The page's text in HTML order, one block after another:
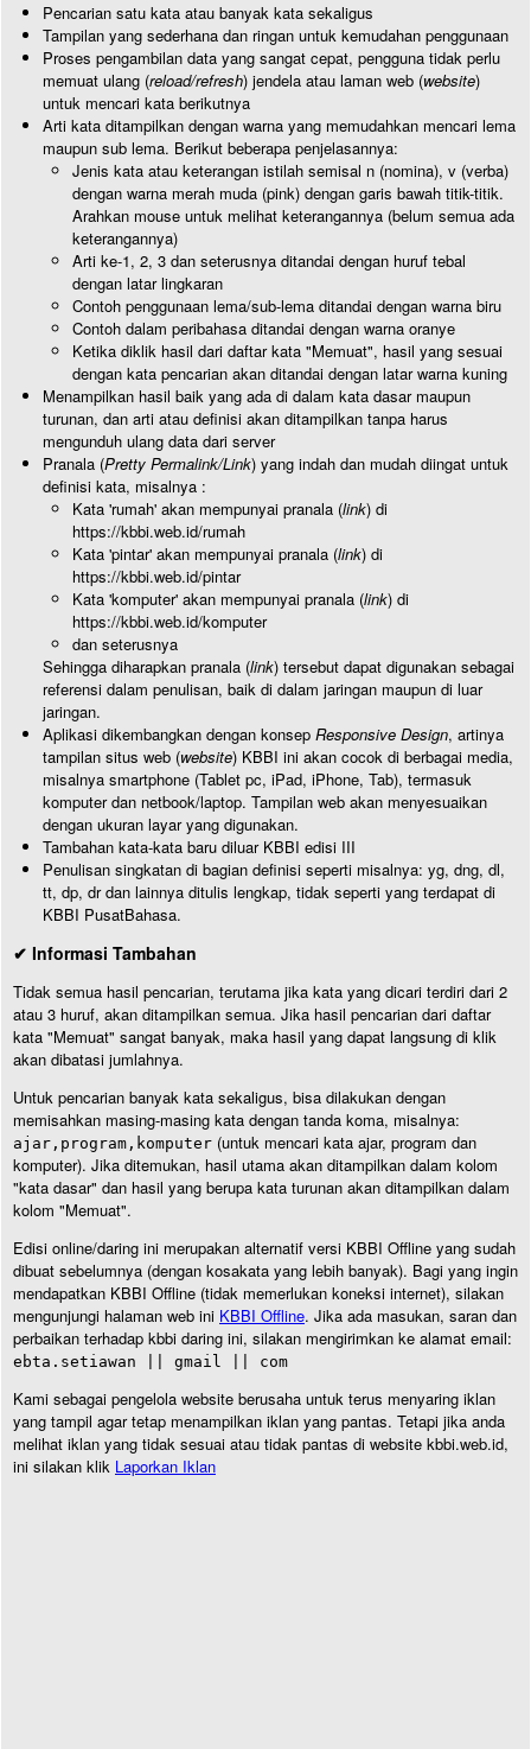
Pencarian satu kata atau banyak kata sekaligus
Tampilan yang sederhana dan ringan untuk kemudahan penggunaan
Proses pengambilan data yang sangat cepat, pengguna tidak perlu
memuat ulang (reload/refresh) jendela atau laman web (website)
untuk mencari kata berikutnya
Arti kata ditampilkan dengan warna yang memudahkan mencari lema
maupun sub lema. Berikut beberapa penjelasannya:
Jenis kata atau keterangan istilah semisal n (nomina), v (verba)
dengan warna merah muda (pink) dengan garis bawah titik-titik.
Arahkan mouse untuk melihat keterangannya (belum semua ada
keterangannya)
Arti ke-1, 2, 3 dan seterusnya ditandai dengan huruf tebal
dengan latar lingkaran
Contoh penggunaan lema/sub-lema ditandai dengan warna biru
Contoh dalam peribahasa ditandai dengan warna oranye
Ketika diklik hasil dari daftar kata "Memuat", hasil yang sesuai
dengan kata pencarian akan ditandai dengan latar warna kuning
Menampilkan hasil baik yang ada di dalam kata dasar maupun
turunan, dan arti atau definisi akan ditampilkan tanpa harus
mengunduh ulang data dari server
Pranala (Pretty Permalink/Link) yang indah dan mudah diingat untuk
definisi kata, misalnya :
Kata 'rumah' akan mempunyai pranala (link) di
https://kbbi.web.id/rumah
Kata 'pintar' akan mempunyai pranala (link) di
https://kbbi.web.id/pintar
Kata 'komputer' akan mempunyai pranala (link) di
https://kbbi.web.id/komputer
dan seterusnya
Sehingga diharapkan pranala (link) tersebut dapat digunakan sebagai
referensi dalam penulisan, baik di dalam jaringan maupun di luar
jaringan.
Aplikasi dikembangkan dengan konsep Responsive Design, artinya
tampilan situs web (website) KBBI ini akan cocok di berbagai media,
misalnya smartphone (Tablet pc, iPad, iPhone, Tab), termasuk
komputer dan netbook/laptop. Tampilan web akan menyesuaikan
dengan ukuran layar yang digunakan.
Tambahan kata-kata baru diluar KBBI edisi III
Penulisan singkatan di bagian definisi seperti misalnya: yg, dng, dl,
tt, dp, dr dan lainnya ditulis lengkap, tidak seperti yang terdapat di
KBBI PusatBahasa.
✔ Informasi Tambahan
Tidak semua hasil pencarian, terutama jika kata yang dicari terdiri dari 2
atau 3 huruf, akan ditampilkan semua. Jika hasil pencarian dari daftar
kata "Memuat" sangat banyak, maka hasil yang dapat langsung di klik
akan dibatasi jumlahnya.
Untuk pencarian banyak kata sekaligus, bisa dilakukan dengan
memisahkan masing-masing kata dengan tanda koma, misalnya:
ajar,program,komputer (untuk mencari kata ajar, program dan
komputer). Jika ditemukan, hasil utama akan ditampilkan dalam kolom
"kata dasar" dan hasil yang berupa kata turunan akan ditampilkan dalam
kolom "Memuat".
Edisi online/daring ini merupakan alternatif versi KBBI Offline yang sudah
dibuat sebelumnya (dengan kosakata yang lebih banyak). Bagi yang ingin
mendapatkan KBBI Offline (tidak memerlukan koneksi internet), silakan
mengunjungi halaman web ini KBBI Offline. Jika ada masukan, saran dan
perbaikan terhadap kbbi daring ini, silakan mengirimkan ke alamat email:
ebta.setiawan || gmail || com
Kami sebagai pengelola website berusaha untuk terus menyaring iklan
yang tampil agar tetap menampilkan iklan yang pantas. Tetapi jika anda
melihat iklan yang tidak sesuai atau tidak pantas di website kbbi.web.id,
ini silakan klik Laporkan Iklan